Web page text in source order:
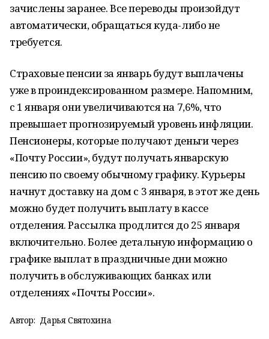
зачислены заранее. Все переводы произойдут
автоматически, обращаться куда-либо не
требуется.
Страховые пенсии за январь будут выплачены
уже в проиндексированном размере. Напомним,
с 1 января они увеличиваются на 7,6%, что
превышает прогнозируемый уровень инфляции.
Пенсионеры, которые получают деньги через
«Почту России», будут получать январскую
пенсию по своему обычному графику. Курьеры
начнут доставку на дом с 3 января, в этот же день
можно будет получить выплату в кассе
отделения. Рассылка продлится до 25 января
включительно. Более детальную информацию о
графике выплат в праздничные дни можно
получить в обслуживающих банках или
отделениях «Почты России».
Автор: Дарья Святохина